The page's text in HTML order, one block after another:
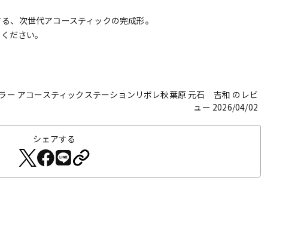
、次世代アコースティックの完成形。
ださい。
ー アコースティックステーションリボレ秋葉原 元石 吉和 のレビ
ュー 2026/04/02
シェアする